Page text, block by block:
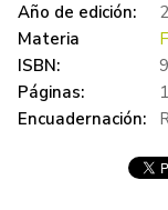
Año de edición:
Materia
ISBN:
Páginas:
Encuadernación: